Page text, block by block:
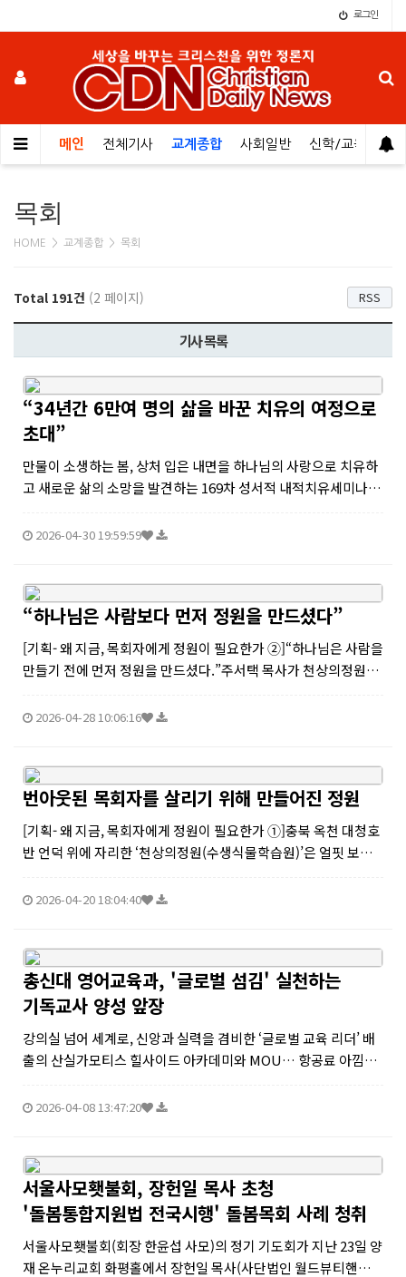
로그인
메인 전체기사 교계종합 사회일반 신학/교육 오
목회
HOME > 교계종합 > 목회
Total 191건 (2 페이지) RSS
기사 목록
“34년간 6만여 명의 삶을 바꾼 치유의 여정으로
초대”
만물이 소생하는 봄, 상처 입은 내면을 하나님의 사랑으로 치유하
고 새로운 삶의 소망을 발견하는 169차 성서적 내적치유세미나가
가득한 시대를 살아가는 현대인들에게 진정한 위로를 전하며, 억
2026-04-30 19:59:59
“하나님은 사람보다 먼저 정원을 만드셨다”
[기획- 왜 지금, 목회자에게 정원이 필요한가 ➁]“하나님은 사람을
만들기 전에 먼저 정원을 만드셨다.”주서택 목사가 천상의정원을
에 ‘정원’이라는 공간에 주목하게 됐는지를 압축적으로 보여준다.
2026-04-28 10:06:16
번아웃된 목회자를 살리기 위해 만들어진 정원
[기획- 왜 지금, 목회자에게 정원이 필요한가 ➀]충북 옥천 대청호
반 언덕 위에 자리한 ‘천상의정원(수생식물학습원)’은 얼핏 보면
이 아니었다. 주서택 목사에게 천상의정원은 먼저 지친 사람들, 특
2026-04-20 18:04:40
총신대 영어교육과, '글로벌 섬김' 실천하는
기독교사 양성 앞장
강의실 넘어 세계로, 신앙과 실력을 겸비한 ‘글로벌 교육 리더’ 배
출의 산실가모티스 힐사이드 아카데미와 MOU… 항공료 아낌없
신을 바탕으로 한 참된 글로벌 교육자 양성에 박차를 가하며 대학
2026-04-08 13:47:20
서울사모횃불회, 장헌일 목사 초청
'돌봄통합지원법 전국시행' 돌봄목회 사례 청취
서울사모횃불회(회장 한윤섭 사모)의 정기 기도회가 지난 23일 양
재 온누리교회 화평홀에서 장헌일 목사(사단법인 월드뷰티핸즈